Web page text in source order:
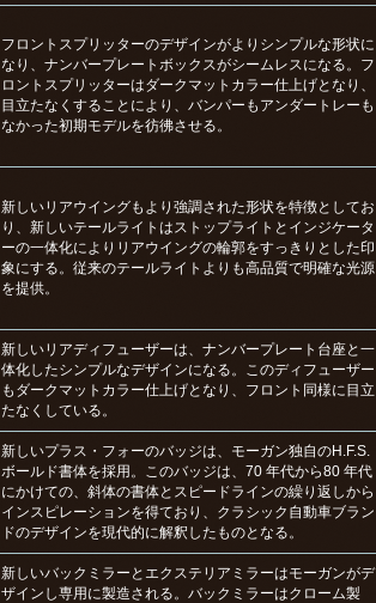
フロントスプリッターのデザインがよりシンプルな形状に
なり、ナンバープレートボックスがシームレスになる。フ
ロントスプリッターはダークマットカラー仕上げとなり、
目⽴たなくすることにより、バンパーもアンダートレーも
なかった初期モデルを彷彿させる。
新しいリアウイングもより強調された形状を特徴としてお
り、新しいテールライトはストップライトとインジケータ
ーの⼀体化によりリアウイングの輪郭をすっきりとした印
象にする。従来のテールライトよりも⾼品質で明確な光源
を提供。
新しいリアディフューザーは、ナンバープレート台座と⼀
体化したシンプルなデザインになる。このディフューザー
もダークマットカラー仕上げとなり、フロント同様に目⽴
たなくしている。
新しいプラス・フォーのバッジは、モーガン独自のH.F.S.
ボールド書体を採用。このバッジは、70 年代から80 年代
にかけての、斜体の書体とスピードラインの繰り返しから
インスピレーションを得ており、クラシック自動⾞ブラン
ドのデザインを現代的に解釈したものとなる。
新しいバックミラーとエクステリアミラーはモーガンがデ
ザインし専用に製造される。バックミラーはクローム製